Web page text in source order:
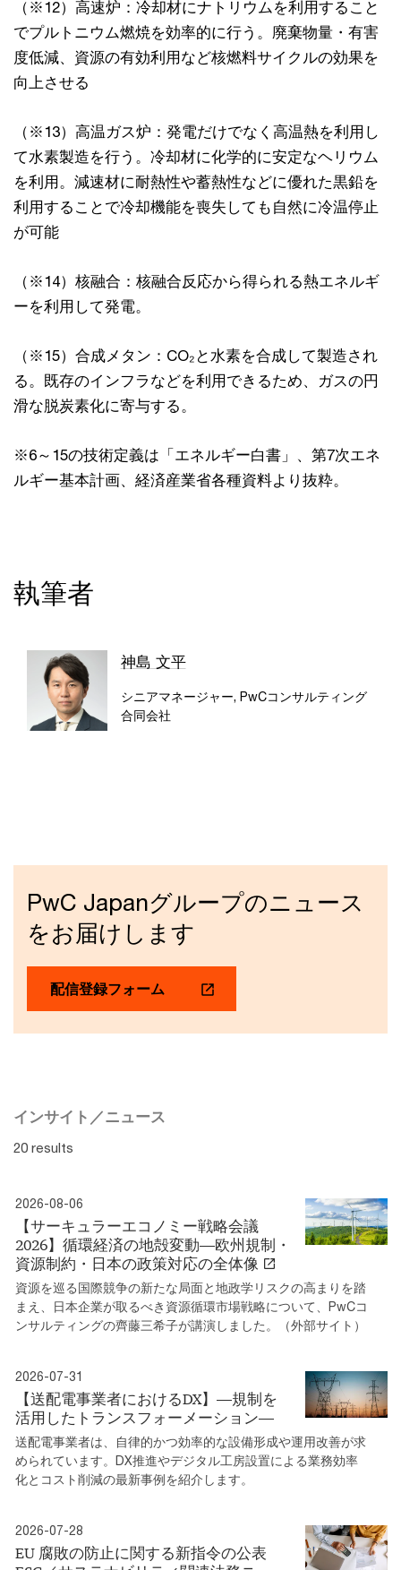
（※12）高速炉：冷却材にナトリウムを利用すること
でプルトニウム燃焼を効率的に行う。廃棄物量・有害
度低減、資源の有効利用など核燃料サイクルの効果を
向上させる
（※13）高温ガス炉：発電だけでなく高温熱を利用し
て水素製造を行う。冷却材に化学的に安定なヘリウム
を利用。減速材に耐熱性や蓄熱性などに優れた黒鉛を
利用することで冷却機能を喪失しても自然に冷温停止
が可能
（※14）核融合：核融合反応から得られる熱エネルギ
ーを利用して発電。
（※15）合成メタン：CO₂と水素を合成して製造され
る。既存のインフラなどを利用できるため、ガスの円
滑な脱炭素化に寄与する。
※6～15の技術定義は「エネルギー白書」、第7次エネ
ルギー基本計画、経済産業省各種資料より抜粋。
執筆者
神島 文平
シニアマネージャー, PwCコンサルティング
合同会社
PwC Japanグループのニュース
をお届けします
配信登録フォーム
インサイト／ニュース
20 results
2026-08-06
【サーキュラーエコノミー戦略会議
2026】循環経済の地殻変動―欧州規制・
資源制約・日本の政策対応の全体像
資源を巡る国際競争の新たな局面と地政学リスクの高まりを踏
まえ、日本企業が取るべき資源循環市場戦略について、PwCコ
ンサルティングの齊藤三希子が講演しました。（外部サイト）
2026-07-31
【送配電事業者におけるDX】―規制を
活⽤したトランスフォーメーション―
送配電事業者は、⾃律的かつ効率的な設備形成や運⽤改善が求
められています。DX推進やデジタル工房設置による業務効率
化とコスト削減の最新事例を紹介します。
2026-07-28
EU 腐敗の防止に関する新指令の公表